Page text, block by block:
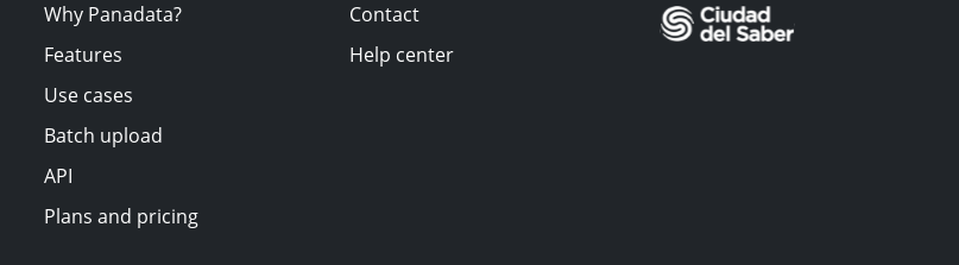
Why Panadata?
Features
Use cases
Batch upload
API
Plans and pricing
Contact
Help center